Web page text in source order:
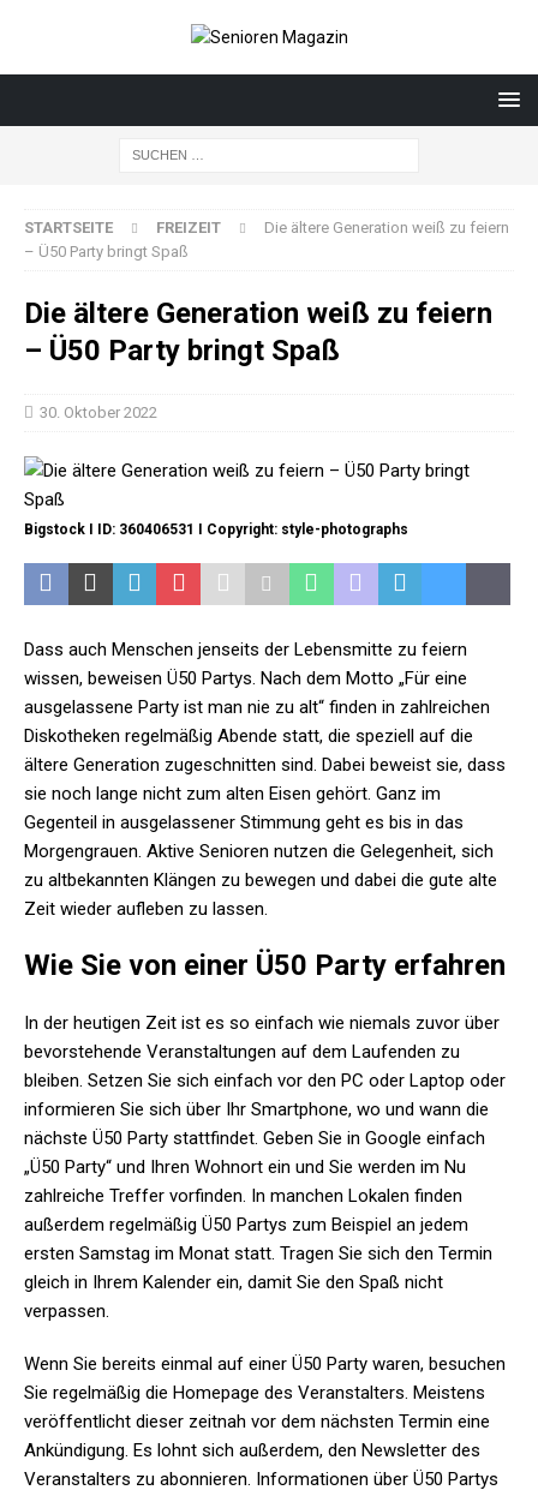
STARTSEITE FREIZEIT
Die ältere Generation weiß zu feiern
– Ü50 Party bringt Spaß
Die ältere Generation weiß zu feiern
– Ü50 Party bringt Spaß
30. Oktober 2022
Bigstock I ID: 360406531 I Copyright: style-photographs
Dass auch Menschen jenseits der Lebensmitte zu feiern
wissen, beweisen Ü50 Partys. Nach dem Motto „Für eine
ausgelassene Party ist man nie zu alt“ finden in zahlreichen
Diskotheken regelmäßig Abende statt, die speziell auf die
ältere Generation zugeschnitten sind. Dabei beweist sie, dass
sie noch lange nicht zum alten Eisen gehört. Ganz im
Gegenteil in ausgelassener Stimmung geht es bis in das
Morgengrauen. Aktive Senioren nutzen die Gelegenheit, sich
zu altbekannten Klängen zu bewegen und dabei die gute alte
Zeit wieder aufleben zu lassen.
Wie Sie von einer Ü50 Party erfahren
In der heutigen Zeit ist es so einfach wie niemals zuvor über
bevorstehende Veranstaltungen auf dem Laufenden zu
bleiben. Setzen Sie sich einfach vor den PC oder Laptop oder
informieren Sie sich über Ihr Smartphone, wo und wann die
nächste Ü50 Party stattfindet. Geben Sie in Google einfach
„Ü50 Party“ und Ihren Wohnort ein und Sie werden im Nu
zahlreiche Treffer vorfinden. In manchen Lokalen finden
außerdem regelmäßig Ü50 Partys zum Beispiel an jedem
ersten Samstag im Monat statt. Tragen Sie sich den Termin
gleich in Ihrem Kalender ein, damit Sie den Spaß nicht
verpassen.
Wenn Sie bereits einmal auf einer Ü50 Party waren, besuchen
Sie regelmäßig die Homepage des Veranstalters. Meistens
veröffentlicht dieser zeitnah vor dem nächsten Termin eine
Ankündigung. Es lohnt sich außerdem, den Newsletter des
Veranstalters zu abonnieren. Informationen über Ü50 Partys